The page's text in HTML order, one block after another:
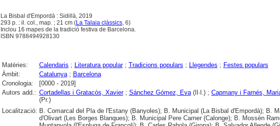
La Bisbal d'Empordà : Sidillà, 2019
293 p. : il. col., map. ; 21 cm (La Talaia clàssics, 6)
Inclou 16 mapes de la tradició festiva de Barcelona.
ISBN 9788494928130
Matèries: Calendaris ; Literatura popular; Tradicions populars ; Llegendes ; Festes populars
Àmbit:
Catalunya; Barcelona
Cronologia:
[0000 - 2019]
Autors add.: Cortadellas i Gratacós, Xavier; Sánchez Gómez, Eva(Il·l.) ; Capmany i Farnés,
(Pr.)
Localització: B. Comarcal del Pla de l'Estany (Banyoles); B. Municipal (La Bisbal d'Empordà); B.
d'Olivart (Les Borges Blanques); B. Municipal Pere Carner (Calonge); B. Mossèn